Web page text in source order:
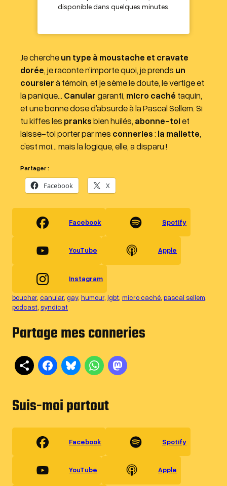
Je chercheun type à moustache et cravate
dorée, je raconte n’importe quoi, je prends un
coursierà témoin, et je sème le doute, le vertige et
la panique… Canulargaranti, micro caché taquin,
et une bonne dose d’absurde à la Pascal Sellem. Si
tu kiffes les pranksbien huilés, abonne-toiet
laisse-toi porter par mes conneries: la mallette,
c’est moi… mais la logique, elle, a disparu !
Partager :
Facebook X
Facebook Spotify
YouTube Apple
Instagram
boucher canular gay, humour lgbt micro caché pascal sellem
podcast syndicat
Partage mes conneries
Suis-moi partout
Facebook Spotify
YouTube Apple